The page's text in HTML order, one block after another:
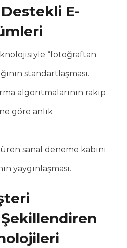
E-
“fotoğraftan
standartlaşması.
algoritmalarının rakip
göre anlık
sanal deneme kabini
yaygınlaşması.